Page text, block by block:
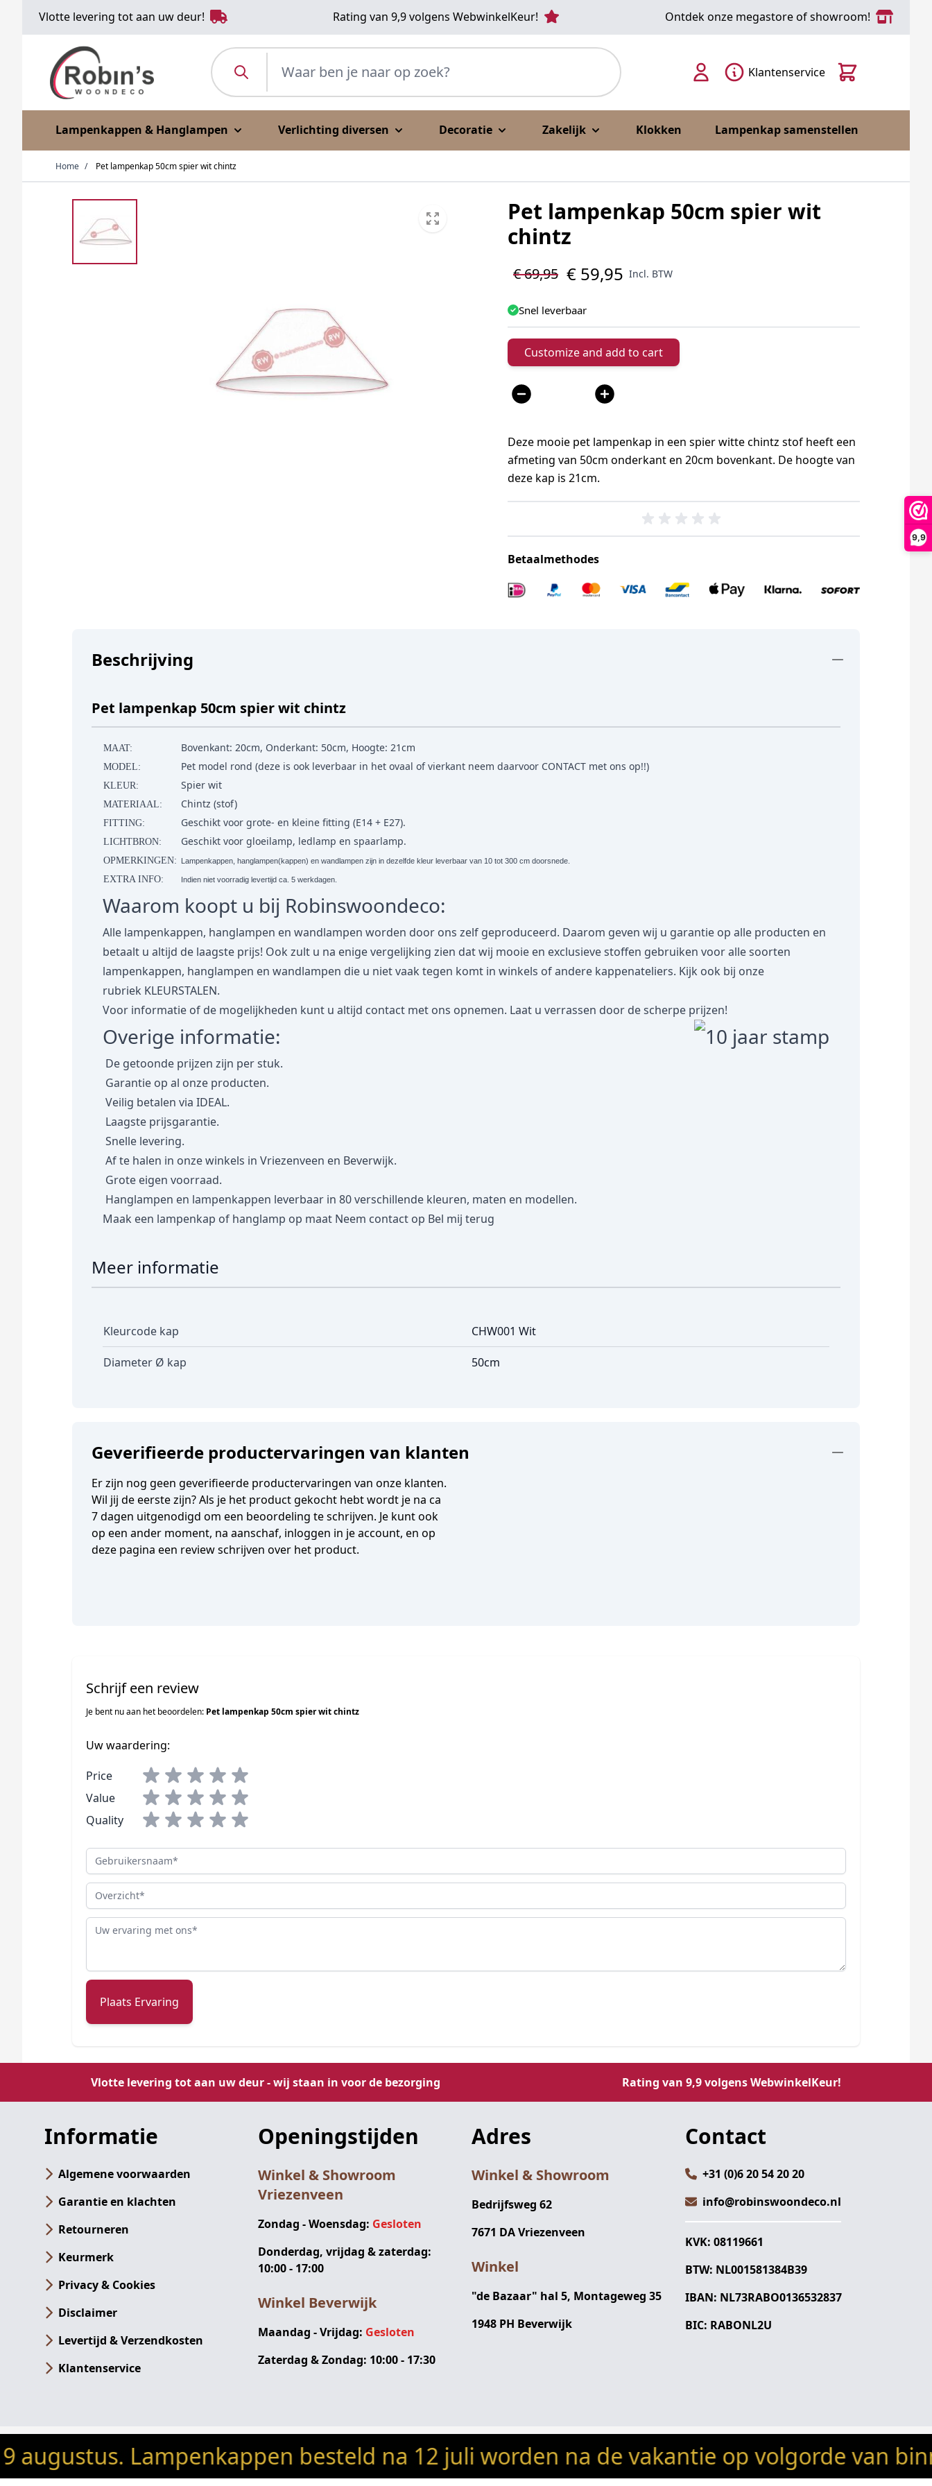
9,9
Vlotte levering tot aan uw deur! Rating van 9,9 volgens WebwinkelKeur! Ontdek onze megastore of showroom!
Waar ben je naar op zoek?
Lampenkappen & Hanglampen Verlichting diversen Decoratie Zakelijk Klokken Lampenkap samenstellen
Klantenservice Cart
Home / Pet lampenkap 50cm spier wit chintz
Pet lampenkap 50cm spier wit
chintz
€ 69,95 € 59,95 Incl. BTW
Snel leverbaar
Customize and add to cart
Aantal
Deze mooie pet lampenkap in een spier witte chintz stof heeft een
afmeting van 50cm onderkant en 20cm bovenkant. De hoogte van
deze kap is 21cm.
Betaalmethodes
Beschrijving
Pet lampenkap 50cm spier wit chintz
MAAT: Bovenkant: 20cm, Onderkant: 50cm, Hoogte: 21cm
MODEL: Pet model rond (deze is ook leverbaar in het ovaal of vierkant neem daarvoor CONTACT met ons op!!)
KLEUR: Spier wit
MATERIAAL: Chintz (stof)
FITTING: Geschikt voor grote- en kleine fitting (E14 + E27).
LICHTBRON: Geschikt voor gloeilamp, ledlamp en spaarlamp.
OPMERKINGEN: Lampenkappen, hanglampen(kappen) en wandlampen zijn in dezelfde kleur leverbaar van 10 tot 300 cm doorsnede.
EXTRA INFO: Indien niet voorradig levertijd ca. 5 werkdagen.
Waarom koopt u bij Robinswoondeco:
Alle lampenkappen, hanglampen en wandlampen worden door ons zelf geproduceerd. Daarom geven wij u garantie op alle producten en
betaalt u altijd de laagste prijs! Ook zult u na enige vergelijking zien dat wij mooie en exclusieve stoffen gebruiken voor alle soorten
lampenkappen, hanglampen en wandlampen die u niet vaak tegen komt in winkels of andere kappenateliers. Kijk ook bij onze
rubriek KLEURSTALEN.
Voor informatie of de mogelijkheden kunt u altijd contact met ons opnemen. Laat u verrassen door de scherpe prijzen!
Overige informatie:
De getoonde prijzen zijn per stuk.
Garantie op al onze producten.
Veilig betalen via IDEAL.
Laagste prijsgarantie.
Snelle levering.
Af te halen in onze winkels in Vriezenveen en Beverwijk.
Grote eigen voorraad.
Hanglampen en lampenkappen leverbaar in 80 verschillende kleuren, maten en modellen.
Maak een lampenkap of hanglamp op maat Neem contact op Bel mij terug
Meer informatie
Kleurcode kap CHW001 Wit
Diameter Ø kap 50cm
Geverifieerde productervaringen van klanten
Er zijn nog geen geverifieerde productervaringen van onze klanten.
Wil jij de eerste zijn? Als je het product gekocht hebt wordt je na ca
7 dagen uitgenodigd om een beoordeling te schrijven. Je kunt ook
op een ander moment, na aanschaf, inloggen in je account, en op
deze pagina een review schrijven over het product.
Schrijf een review
Je bent nu aan het beoordelen: Pet lampenkap 50cm spier wit chintz
Uw waardering:
Price
Value
Quality
Gebruikersnaam
Overzicht
Review
Plaats Ervaring
Vlotte levering tot aan uw deur - wij staan in voor de bezorging Rating van 9,9 volgens WebwinkelKeur!
Informatie
Algemene voorwaarden
Garantie en klachten
Retourneren
Keurmerk
Privacy & Cookies
Disclaimer
Levertijd & Verzendkosten
Klantenservice
Openingstijden
Winkel & Showroom
Vriezenveen
Zondag - Woensdag: Gesloten
Donderdag, vrijdag & zaterdag:
10:00 - 17:00
Winkel Beverwijk
Maandag - Vrijdag: Gesloten
Zaterdag & Zondag: 10:00 - 17:30
Adres
Winkel & Showroom
Bedrijfsweg 62
7671 DA Vriezenveen
Winkel
"de Bazaar" hal 5, Montageweg 35
1948 PH Beverwijk
Contact
+31 (0)6 20 54 20 20
info@robinswoondeco.nl
KVK: 08119661
BTW: NL001581384B39
IBAN: NL73RABO0136532837
BIC: RABONL2U
Lampenkappen besteld na 12 juli worden na de vakantie op volgorde van